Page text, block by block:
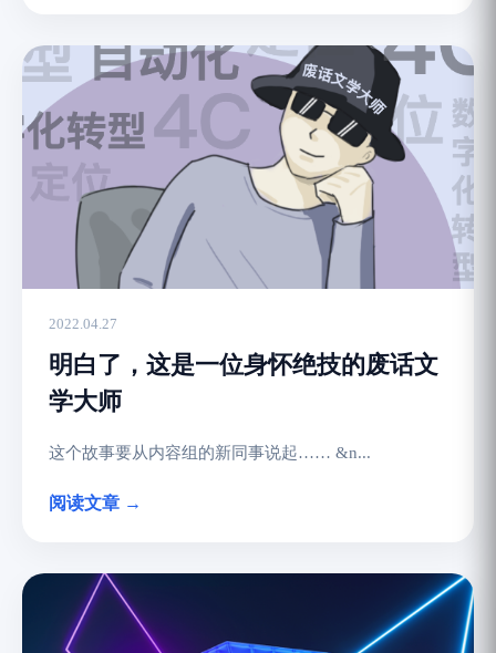
2022.04.27
明白了，这是一位身怀绝技的废话文
学大师
这个故事要从内容组的新同事说起…… &n...
阅读文章 →